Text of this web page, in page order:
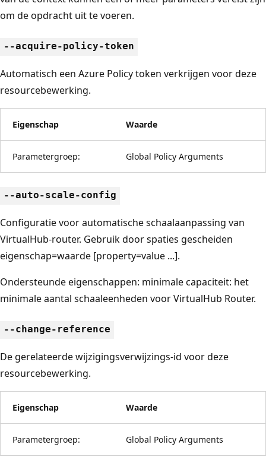
om de opdracht uit te voeren.
--acquire-policy-token
Automatisch een Azure Policy token verkrijgen voor deze
resourcebewerking.
Eigenschap Waarde
Parametergroep: Global Policy Arguments
--auto-scale-config
Configuratie voor automatische schaalaanpassing van
VirtualHub-router. Gebruik door spaties gescheiden
eigenschap=waarde [property=value ...].
Ondersteunde eigenschappen: minimale capaciteit: het
minimale aantal schaaleenheden voor VirtualHub Router.
--change-reference
De gerelateerde wijzigingsverwijzings-id voor deze
resourcebewerking.
Eigenschap Waarde
Parametergroep: Global Policy Arguments